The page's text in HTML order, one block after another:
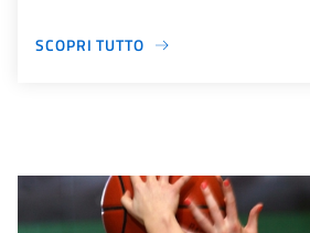
SCOPRI TUTTO